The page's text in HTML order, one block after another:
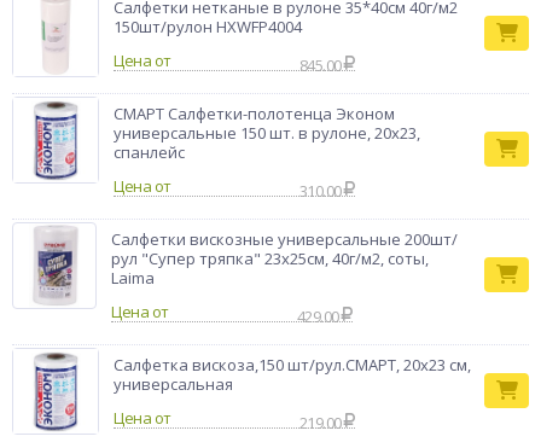
чистящих средств, - экономит моющие средства на 50%.
Ширина рулона 40см, плотность 30г/м2, рулон на гильзе в
пленке
Салфетки нетканые в рулоне 35*40см 40г/м2
150шт/рулон HXWFP4004
Цена от
845.00
СМАРТ Салфетки-полотенца Эконом
универсальные 150 шт. в рулоне, 20x23,
спанлейс
Цена от
310.00
Салфетки вискозные универсальные 200шт/
рул "Супер тряпка" 23х25см, 40г/м2, соты,
Laima
Цена от
429.00
Салфетка вискоза,150 шт/рул.СМАРТ, 20x23 см,
универсальная
Цена от
219.00